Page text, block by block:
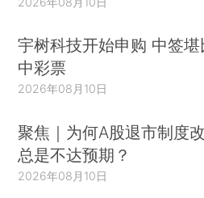
宇树科技开始申购 中签堪
中彩票
2026年08月10日
聚焦｜为何A股退市制度
总是不达预期？
2026年08月10日